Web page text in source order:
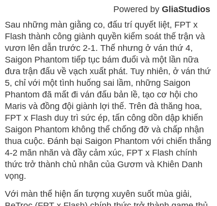
Powered by GliaStudios
Sau những màn giằng co, đấu trí quyết liệt, FPT x
Flash thành công giành quyền kiểm soát thế trận và
vươn lên dẫn trước 2-1. Thế nhưng ở ván thứ 4,
Saigon Phantom tiếp tục bám đuổi và một lần nữa
đưa trận đấu về vạch xuất phát. Tuy nhiên, ở ván thứ
5, chỉ với một tình huống sai lầm, những Saigon
Phantom đã mất đi ván đấu bản lề, tạo cơ hội cho
Maris và đồng đội giành lợi thế. Trên đà thăng hoa,
FPT x Flash duy trì sức ép, tấn công dồn dập khiến
Saigon Phantom không thể chống đỡ và chấp nhận
thua cuộc. Đánh bại Saigon Phantom với chiến thắng
4-2 mãn nhãn và đầy cảm xúc, FPT x Flash chính
thức trở thành chủ nhân của Gươm và Khiên Danh
vọng.
Với màn thể hiện ấn tượng xuyên suốt mùa giải,